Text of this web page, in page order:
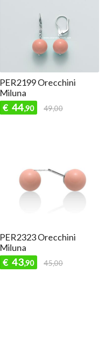
PER2199 Orecchini
Miluna
€ 44,90 49,00
PER2323 Orecchini
Miluna
€ 43,90 45,00